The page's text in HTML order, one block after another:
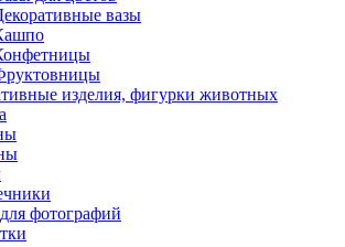
вазы
изделия, фигурки животных
фотографий